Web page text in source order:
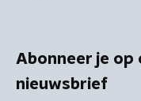
Abonneer je op
nieuwsbrief